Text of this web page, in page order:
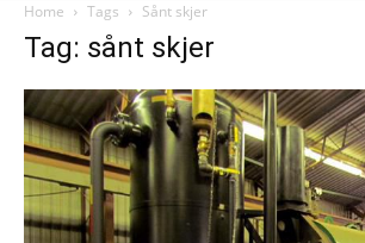
Home Tags Sånt skjer
Tag: sånt skjer